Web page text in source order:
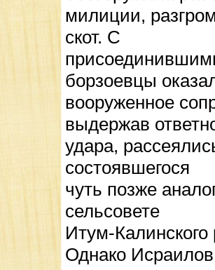
милиции,
скот. С
борзоевцы
вооруженное
выдержав
удара,
состоявшегося
чуть позже
сельсовете
Итум-Калинского
Однако